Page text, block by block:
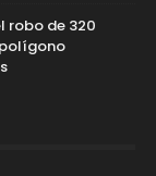
robo de 320